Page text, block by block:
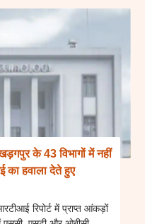
के 43 विभागों में नहीं
हवाला देते हुए
रिपोर्ट में प्राप्त आंकड़ों